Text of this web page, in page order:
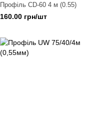
Профіль CD-60 4 м (0.55)
160.00 грн/шт